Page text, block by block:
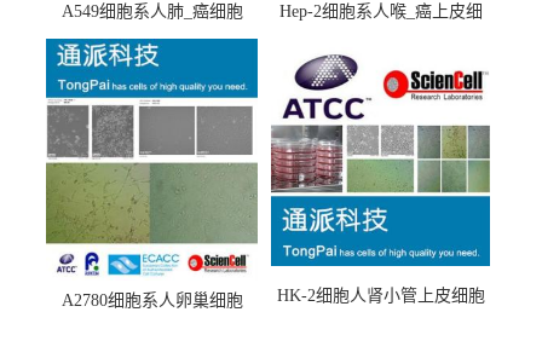
A549细胞系人肺_癌细胞
(A549细胞)
Hep-2细胞系人喉_癌上皮细
A2780细胞系人卵巢细胞
HK-2细胞人肾小管上皮细胞